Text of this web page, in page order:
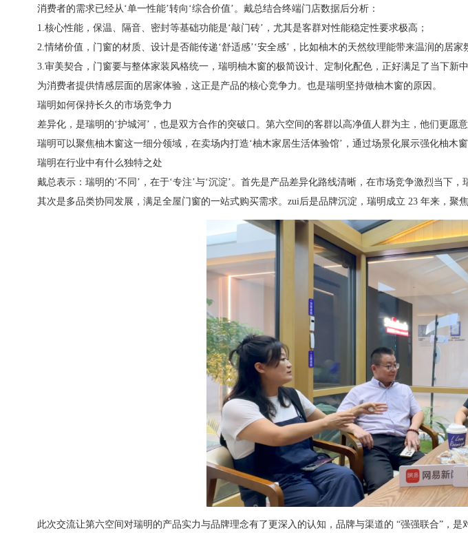
消费者的需求已经从‘单一性能’转向‘综合价值’。戴总结合终端门店数据后分析：
1.核心性能，保温、隔音、密封等基础功能是‘敲门砖’，尤其是客群对性能稳定性要求极高；
2.情绪价值，门窗的材质、设计是否能传递‘舒适感’‘安全感’，比如柚木的天然纹理能带来温润的居家
3.审美契合，门窗要与整体家装风格统一，瑞明柚木窗的极简设计、定制化配色，正好满足了当下新
为消费者提供情感层面的居家体验，这正是产品的核心竞争力。也是瑞明坚持做柚木窗的原因。
瑞明如何保持长久的市场竞争力
差异化，是瑞明的‘护城河’，也是双方合作的突破口。第六空间的客群以高净值人群为主，他们更愿意
瑞明可以聚焦柚木窗这一细分领域，在卖场内打造‘柚木家居生活体验馆’，通过场景化展示强化柚木
瑞明在行业中有什么独特之处
戴总表示：瑞明的‘不同’，在于‘专注’与‘沉淀’。首先是产品差异化路线清晰，在市场竞争激烈当下
其次是多品类协同发展，满足全屋门窗的一站式购买需求。zui后是品牌沉淀，瑞明成立 23 年来，聚
此次交流让第六空间对瑞明的产品实力与品牌理念有了更深入的认知，品牌与渠道的 “强强联合”，